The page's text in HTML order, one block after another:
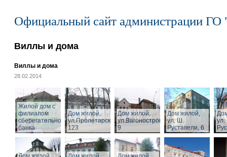
Официальный сайт администрации ГО
Виллы и дома
Виллы и дома
28.02.2014
Жилой дом с
филиалом
сберегательного
банка
Дом жилой,
ул.Пролетарская,
123
Дом жилой,
ул.Вагоностроительная,
9
Дом жилой,
ул. Ш.
Руставели, 6